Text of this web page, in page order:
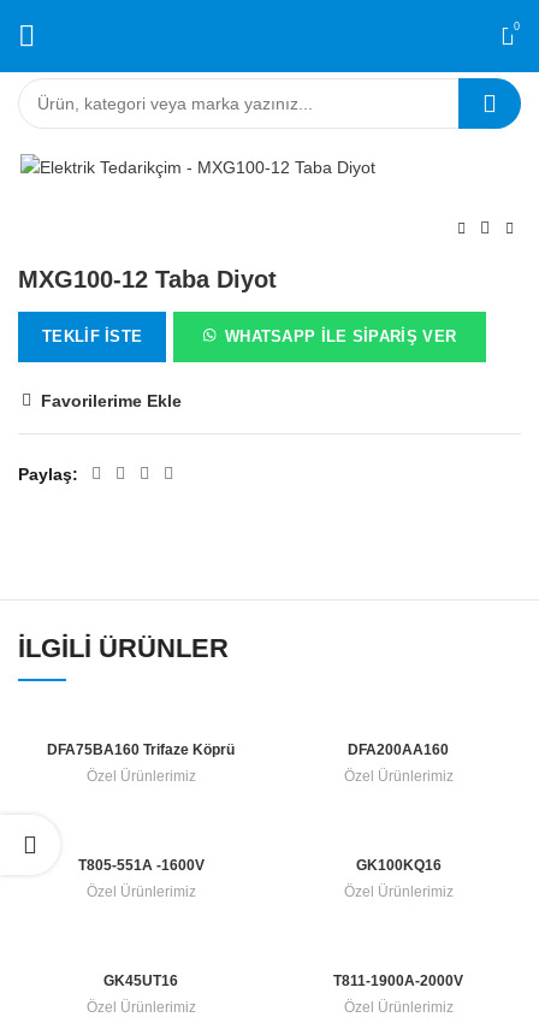
0
MXG100-12 Taba Diyot
TEKLIF İSTE WHATSAPP ILE SIPARIŞ VER
Favorilerime Ekle
Paylaş
İLGILI ÜRÜNLER
DFA75BA160 Trifaze Köprü
Diyot
Özel Ürünlerimiz
DFA200AA160
Özel Ürünlerimiz
T805-551A -1600V
Özel Ürünlerimiz
GK100KQ16
Özel Ürünlerimiz
GK45UT16
Özel Ürünlerimiz
T811-1900A-2000V
Özel Ürünlerimiz